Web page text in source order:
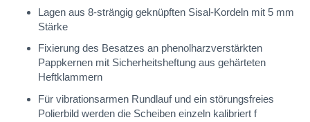
Lagen aus 8-strängig geknüpften Sisal-Kordeln mit 5 mm
Stärke
Fixierung des Besatzes an phenolharzverstärkten
Pappkernen mit Sicherheitsheftung aus gehärteten
Heftklammern
Für vibrationsarmen Rundlauf und ein störungsfreies
Polierbild werden die Scheiben einzeln kalibriert f